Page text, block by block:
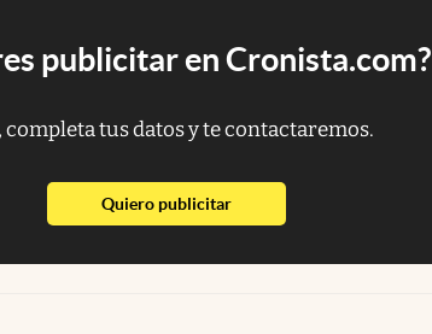
publicitar en Cronista.com?
completa tus datos y te contactaremos.
Quiero publicitarabre en nueva pestaña